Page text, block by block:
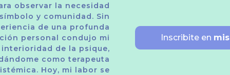
observar la necesidad
y comunidad. Sin
de una profunda
personal condujo mi
de la psique,
como terapeuta
Hoy, mi labor se
Inscribite en